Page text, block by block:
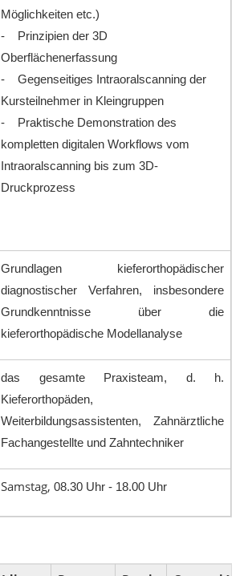
Möglichkeiten etc.)
- Prinzipien der 3D
Oberflächenerfassung
- Gegenseitiges Intraoralscanning der
Kursteilnehmer in Kleingruppen
- Praktische Demonstration des
kompletten digitalen Workflows vom
Intraoralscanning bis zum 3D-
Druckprozess
Grundlagen kieferorthopädischer
diagnostischer Verfahren, insbesondere
Grundkenntnisse über die
kieferorthopädische Modellanalyse
das gesamte Praxisteam, d. h.
Kieferorthopäden,
Weiterbildungsassistenten, Zahnärztliche
Fachangestellte und Zahntechniker
Samstag, 08.30 Uhr - 18.00 Uhr